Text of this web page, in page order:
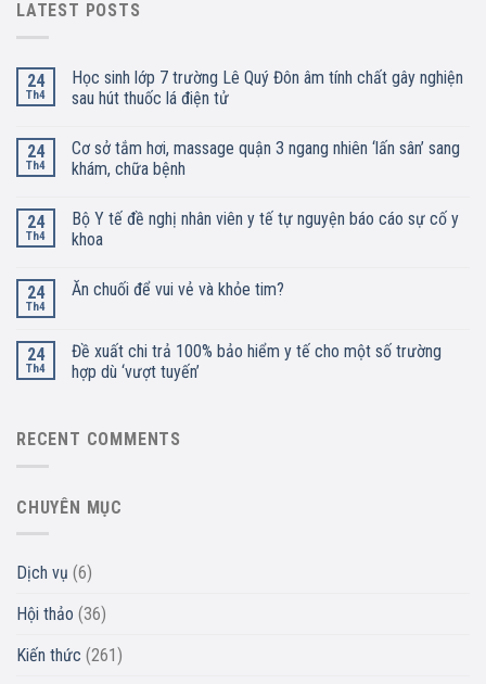
LATEST POSTS
24
Th4
Học sinh lớp 7 trường Lê Quý Đôn âm tính chất gây nghiện
sau hút thuốc lá điện tử
24
Th4
Cơ sở tắm hơi, massage quận 3 ngang nhiên ‘lấn sân’ sang
khám, chữa bệnh
24
Th4
Bộ Y tế đề nghị nhân viên y tế tự nguyện báo cáo sự cố y
khoa
24
Th4
Ăn chuối để vui vẻ và khỏe tim?
24
Th4
Đề xuất chi trả 100% bảo hiểm y tế cho một số trường
hợp dù ‘vượt tuyến’
RECENT COMMENTS
CHUYÊN MỤC
Dịch vụ (6)
Hội thảo (36)
Kiến thức (261)